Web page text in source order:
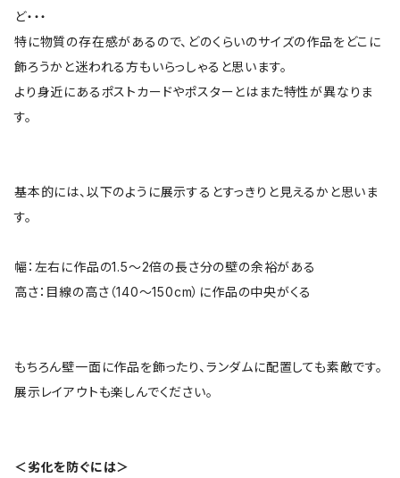
ど・・・
特に物質の存在感があるので、どのくらいのサイズの作品をどこに
飾ろうかと迷われる方もいらっしゃると思います。
より身近にあるポストカードやポスターとはまた特性が異なりま
す。
基本的には、以下のように展示するとすっきりと見えるかと思いま
す。
幅：左右に作品の1.5〜2倍の長さ分の壁の余裕がある
高さ：目線の高さ（140〜150cm）に作品の中央がくる
もちろん壁一面に作品を飾ったり、ランダムに配置しても素敵です。
展示レイアウトも楽しんでください。
＜劣化を防ぐには＞